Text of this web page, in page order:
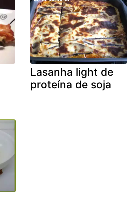
Lasanha light de
proteína de soja